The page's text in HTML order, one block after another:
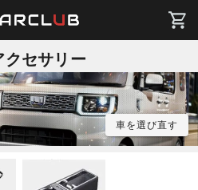
クセサリー
車を選び直す